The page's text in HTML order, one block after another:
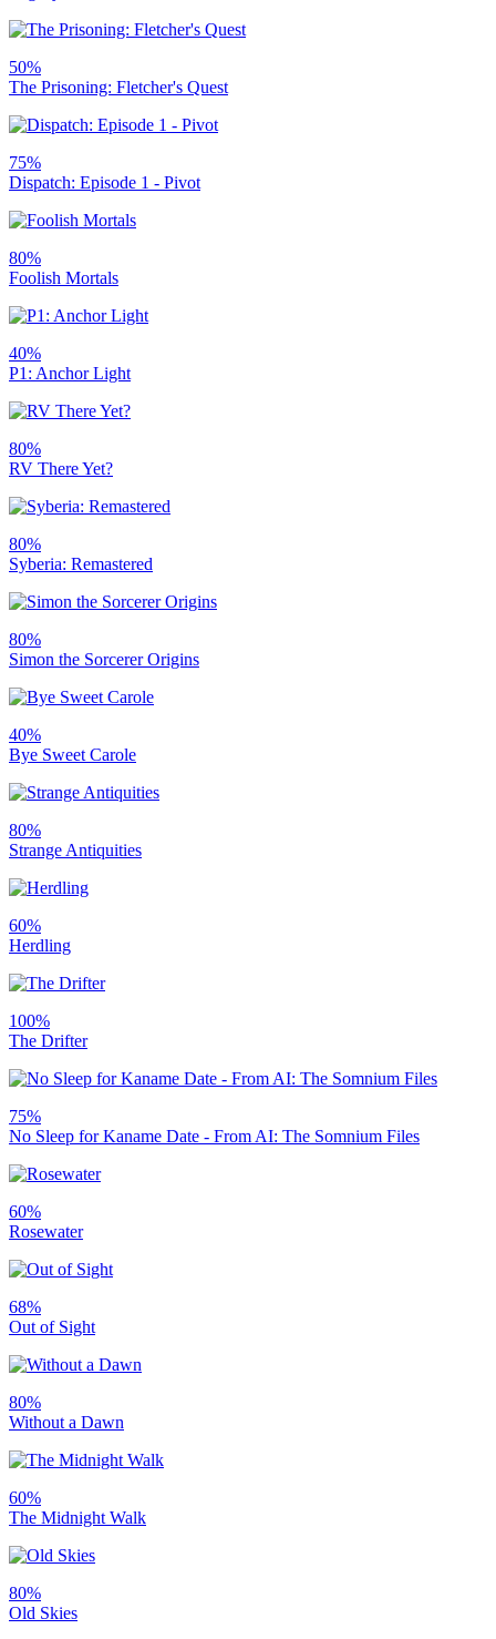
50%
The Prisoning: Fletcher's Quest
75%
Dispatch: Episode 1 - Pivot
80%
Foolish Mortals
40%
P1: Anchor Light
80%
RV There Yet?
80%
Syberia: Remastered
80%
Simon the Sorcerer Origins
40%
Bye Sweet Carole
80%
Strange Antiquities
60%
Herdling
100%
The Drifter
75%
No Sleep for Kaname Date - From AI: The Somnium Files
60%
Rosewater
68%
Out of Sight
80%
Without a Dawn
60%
The Midnight Walk
80%
Old Skies